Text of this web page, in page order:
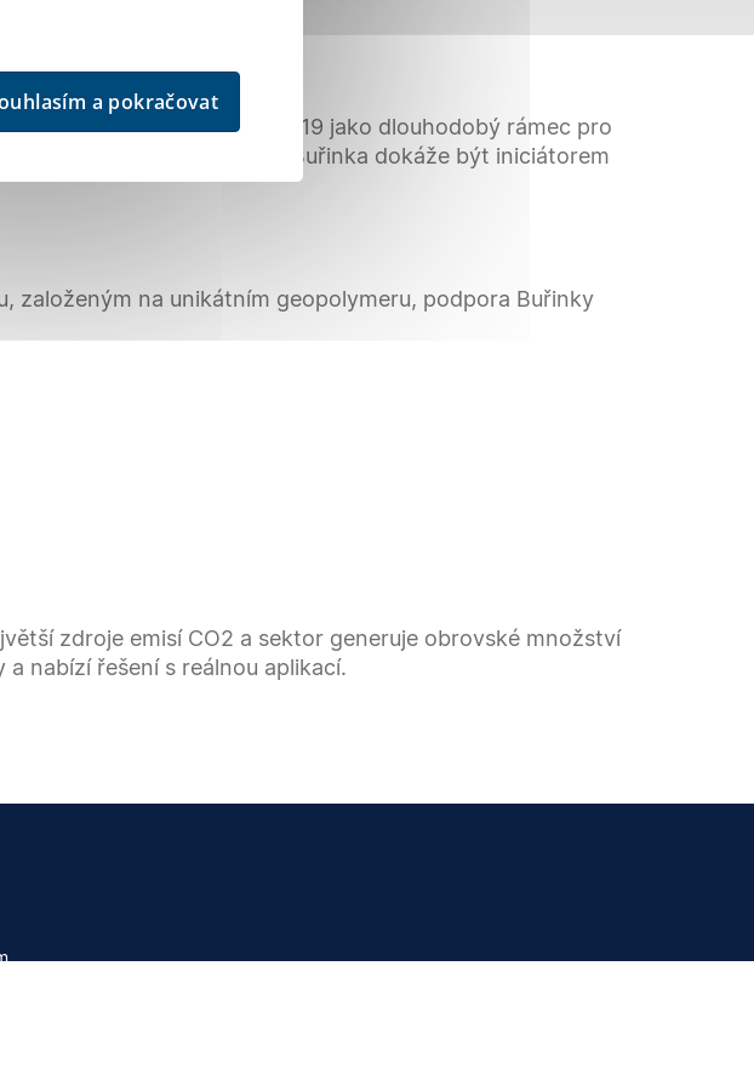
jsme založili v roce 2019 jako dlouhodobý rámec pro
Samorost ukázaly, že Buřinka dokáže být iniciátorem
založeným na unikátním geopolymeru, podpora Buřinky
zdroje emisí CO2 a sektor generuje obrovské množství
nabízí řešení s reálnou aplikací.
a pokračovat